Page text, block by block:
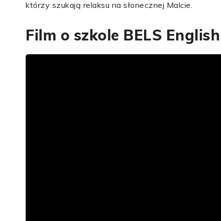
którzy szukają relaksu na słonecznej Malcie.
Film o szkole BELS